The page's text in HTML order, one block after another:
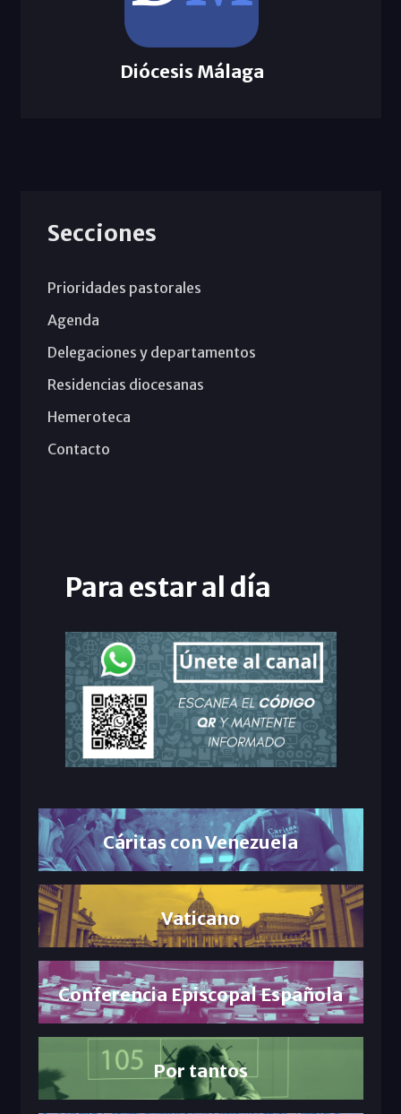
Diócesis Málaga
Secciones
Prioridades pastorales
Agenda
Delegaciones y departamentos
Residencias diocesanas
Hemeroteca
Contacto
Para estar al día
Cáritas con Venezuela
Vaticano
Conferencia Episcopal Española
Por tantos